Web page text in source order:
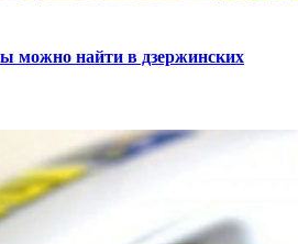
можно найти в дзержинских